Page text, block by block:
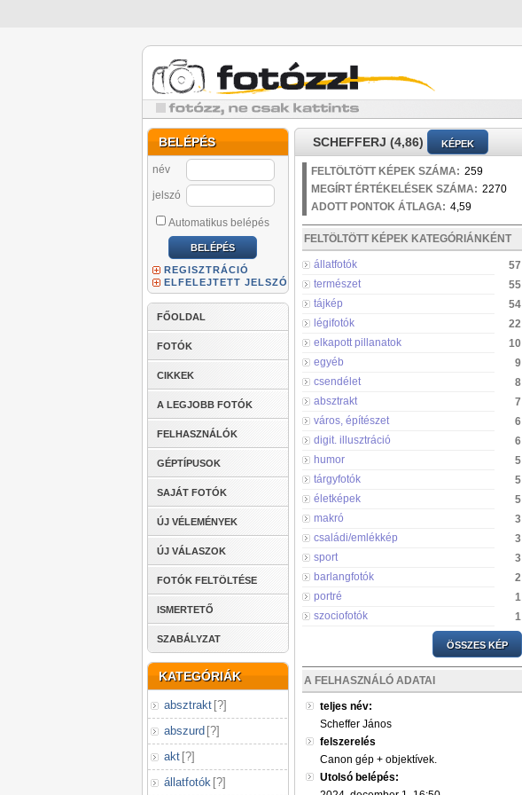
BELÉPÉS
név
jelszó
Automatikus belépés
REGISZTRÁCIÓ
ELFELEJTETT JELSZÓ
FŐOLDAL
FOTÓK
CIKKEK
A LEGJOBB FOTÓK
FELHASZNÁLÓK
GÉPTÍPUSOK
SAJÁT FOTÓK
ÚJ VÉLEMÉNYEK
ÚJ VÁLASZOK
FOTÓK FELTÖLTÉSE
ISMERTETŐ
SZABÁLYZAT
KATEGÓRIÁK
absztrakt [?]
abszurd [?]
akt [?]
állatfotók [?]
SCHEFFERJ (4,86) KÉPEK
FELTÖLTÖTT KÉPEK SZÁMA: 259
MEGÍRT ÉRTÉKELÉSEK SZÁMA: 2270
ADOTT PONTOK ÁTLAGA: 4,59
FELTÖLTÖTT KÉPEK KATEGÓRIÁNKÉNT
állatfotók
57
természet
55
tájkép
54
légifotók
22
elkapott pillanatok
10
egyéb
9
csendélet
8
absztrakt
7
város, építészet
6
digit. illusztráció
6
humor
5
tárgyfotók
5
életképek
5
makró
3
családi/emlékkép
3
sport
3
barlangfotók
2
portré
1
szociofotók
1
ÖSSZES KÉP
A FELHASZNÁLÓ ADATAI
teljes név:
Scheffer János
felszerelés
Canon gép + objektívek.
Utolsó belépés: